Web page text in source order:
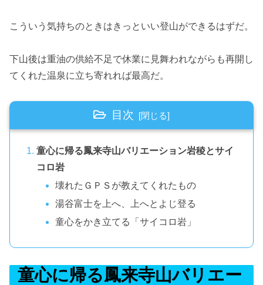
こういう気持ちのときはきっといい登山ができるはずだ。
下山後は重油の供給不足で休業に見舞われながらも再開し
てくれた温泉に立ち寄れれば最高だ。
目次
童心に帰る鳳来寺山バリエーション岩稜とサイ
コロ岩
壊れたＧＰＳが教えてくれたもの
湯谷富士を上へ、上へとよじ登る
童心をかき立てる「サイコロ岩」
童心に帰る鳳来寺山バリエー